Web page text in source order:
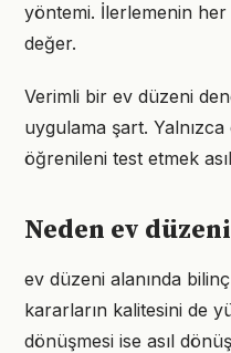
yöntemi. İlerlemenin her
değer.
Verimli bir ev düzeni
uygulama şart.
öğrenileni test etmek
Neden ev
ev düzeni alanında
kararların kalitesini de
dönüşmesi ise asıl